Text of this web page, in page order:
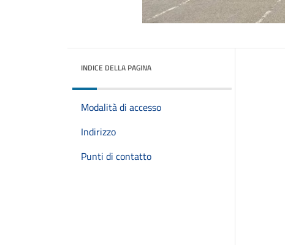
INDICE DELLA PAGINA
Modalità di accesso
Indirizzo
Punti di contatto